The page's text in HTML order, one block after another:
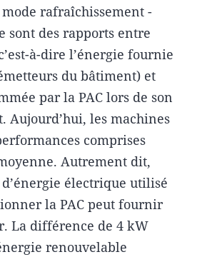
rafraîchissement -
sont des rapports entre
à-dire l’énergie fournie
du bâtiment) et
par la PAC lors de son
Aujourd’hui, les machines
comprises
Autrement dit,
électrique utilisé
la PAC peut fournir
La différence de 4 kW
renouvelable